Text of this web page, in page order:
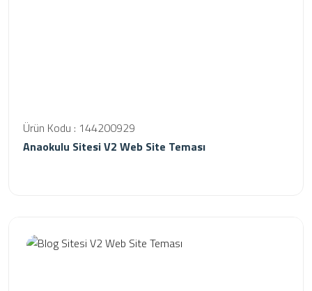
Ürün Kodu : 144200929
Anaokulu Sitesi V2 Web Site Teması